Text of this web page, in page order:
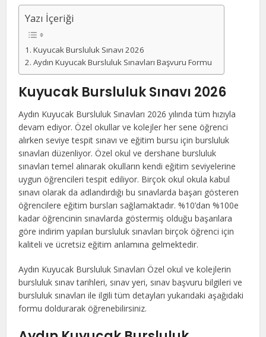
Yazı İçeriği
Kuyucak Bursluluk Sınavı 2026
Aydın Kuyucak Bursluluk Sınavları Başvuru Formu
Kuyucak Bursluluk Sınavı 2026
Aydın Kuyucak Bursluluk Sınavları 2026 yılında tüm hızıyla
devam ediyor. Özel okullar ve kolejler her sene öğrenci
alırken seviye tespit sınavı ve eğitim bursu için bursluluk
sınavları düzenliyor. Özel okul ve dershane bursluluk
sınavları temel alınarak okulların kendi eğitim seviyelerine
uygun öğrencileri tespit ediliyor. Birçok okul okula kabul
sınavı olarak da adlandırdığı bu sınavlarda başarı gösteren
öğrencilere eğitim bursları sağlamaktadır. %10’dan %100e
kadar öğrencinin sınavlarda göstermiş olduğu başarılara
göre indirim yapılan bursluluk sınavları birçok öğrenci için
kaliteli ve ücretsiz eğitim anlamına gelmektedir.
Aydın Kuyucak Bursluluk Sınavları Özel okul ve kolejlerin
bursluluk sınav tarihleri, sınav yeri, sınav başvuru bilgileri ve
bursluluk sınavları ile ilgili tüm detayları yukarıdaki aşağıdaki
formu doldurarak öğrenebilirsiniz.